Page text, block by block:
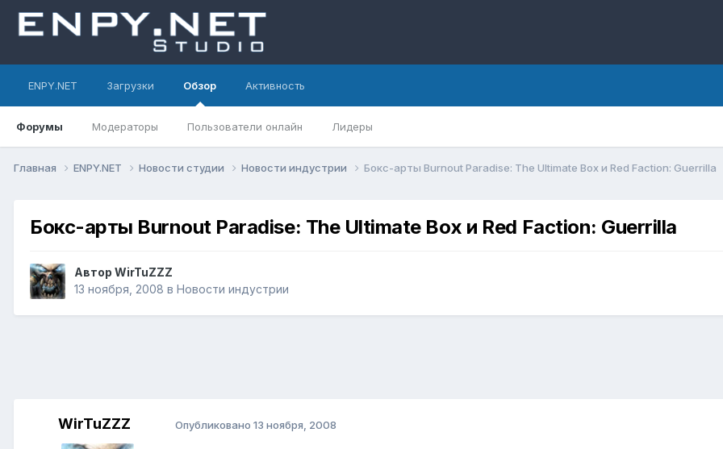
ENPY.NET Загрузки Обзор
Форумы Модераторы Пользователи онлайн Лидеры
Активность
Главная ENPY.NET Новости студии Новости индустрии Бокс-арты Burnout Paradise: The Ultimate Box и Red Faction: Guerrilla
Бокс-арты Burnout Paradise: The Ultimate Box и Red Faction: Guerrilla
Автор WirTuZZZ
13 ноября, 2008 в Новости индустрии
WirTuZZZ Опубликовано 13 ноября, 2008